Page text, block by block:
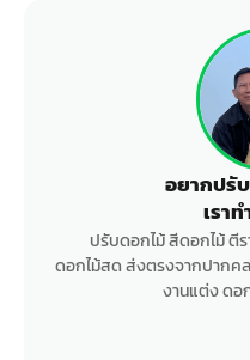
อยากปรั
เรา
ปรับดอกไม้ สีดอกไม้ ตี
ดอกไม้สด ส่งตรงจากปากค
งานแต่ง ดอ